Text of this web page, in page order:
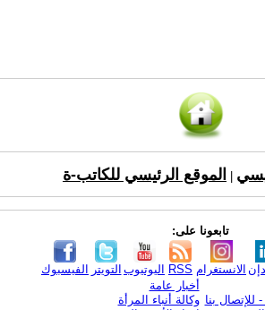
الموقع الرئيسي للكاتب-ة
تابعونا على:
الفيسبوك التويتر اليوتيوب RSS الانستغرام
للإتصال بنا
أخبار عامة
وكالة أنباء المرأة